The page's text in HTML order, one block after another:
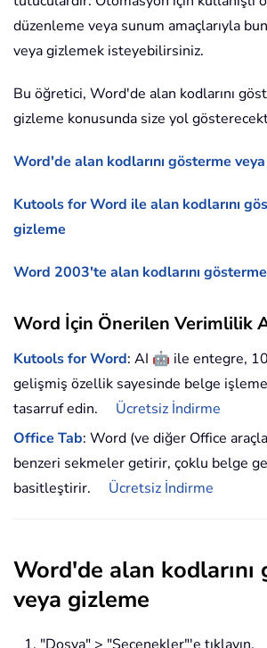
düzenleme veya sunum amaçlarıyla
veya gizlemek isteyebilirsiniz.
Bu öğretici, Word'de alan kodlarını
gizleme konusunda size yol
Word'de alan kodlarını gösterme
Kutools for Word ile alan kodlarını
gizleme
Word 2003'te alan kodlarını
Word İçin Önerilen Verimlilik
Kutools for Word: AI 🤖 ile entegre,
gelişmiş özellik sayesinde belge
tasarruf edin.
Ücretsiz İndirme
Office Tab: Word (ve diğer Office
benzeri sekmeler getirir, çoklu belge
basitleştirir.
Ücretsiz İndirme
Word'de alan kodlarını
veya gizleme